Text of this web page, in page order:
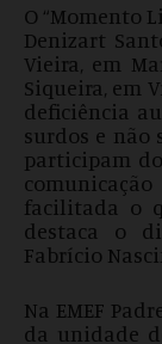
O “Momento
Denizart
Vieira, em
Siqueira, em
deficiência
surdos e não
participam
facilitada o
destaca o
Fabrício
Na EMEF
da unidade